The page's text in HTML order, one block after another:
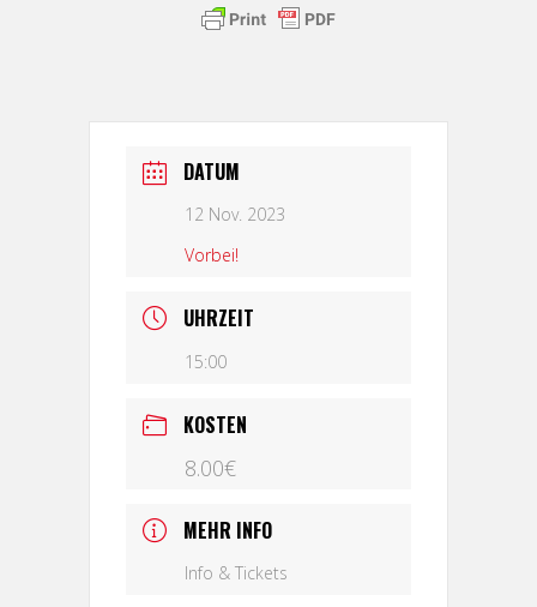
DATUM
12 Nov. 2023
Vorbei!
UHRZEIT
15:00
KOSTEN
8.00€
MEHR INFO
Info & Tickets